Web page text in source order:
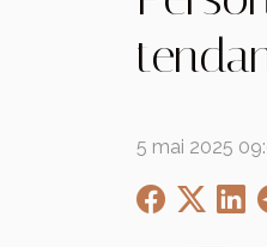
5 mai 2025